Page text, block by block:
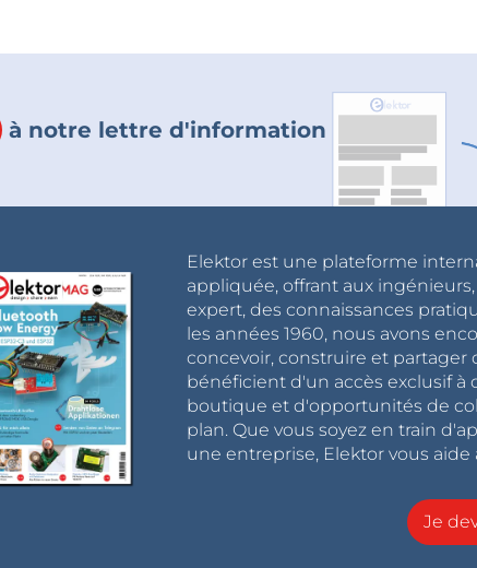
à notre lettre d'information
Elektor est une plateforme
appliquée, offrant aux
expert, des connaissances
les années 1960, nous avons
concevoir, construire et partager
bénéficient d'un accès exclusif à
boutique et d'opportunités de
plan. Que vous soyez en train
une entreprise, Elektor vous
Je